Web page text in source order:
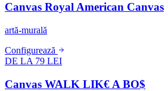
Canvas Royal American Canvas
artă-murală
Configurează
DE LA 79 LEI
Canvas WALK LIK€ A BO$